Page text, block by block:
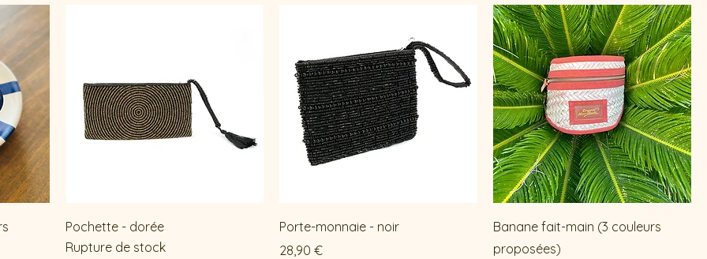
Pochette - dorée
Rupture de stock
Porte-monnaie - noir
Prix
28,90 €
Banane fait-main (3 couleurs
proposées)